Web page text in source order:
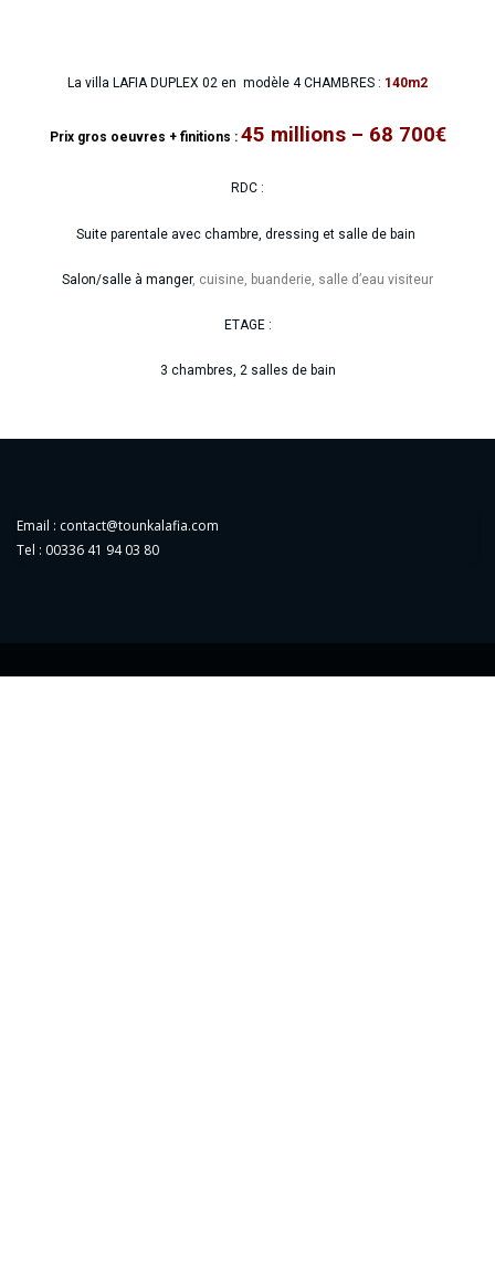
La villa LAFIA DUPLEX 02 en modèle 4 CHAMBRES : 140m2
Prix gros oeuvres + finitions : 45 millions – 68 700€
RDC :
Suite parentale avec chambre, dressing et salle de bain
Salon/salle à manger, cuisine, buanderie, salle d’eau visiteur
ETAGE :
3 chambres, 2 salles de bain
Email : contact@tounkalafia.com
Tel : 00336 41 94 03 80